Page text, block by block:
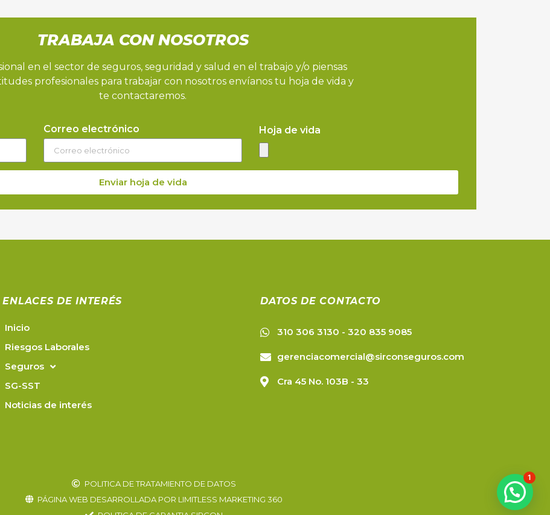
TRABAJA CON NOSOTROS
en el sector de seguros, seguridad y salud en el trabajo y/o piensas
profesionales para trabajar con nosotros envíanos tu hoja de vida y
te contactaremos.
Correo electrónico Hoja de vida
Enviar hoja de vida
ENLACES DE INTERÉS
Inicio
Riesgos Laborales
Seguros
SG-SST
Noticias de interés
DATOS DE CONTACTO
310 306 3130 - 320 835 9085
gerenciacomercial@sirconseguros.com
Cra 45 No. 103B - 33
POLITICA DE TRATAMIENTO DE DATOS
PÁGINA WEB DESARROLLADA POR LIMITLESS MARKETING 360
1